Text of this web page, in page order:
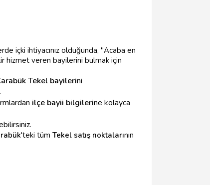
içki ihtiyacınız olduğunda, "Acaba en
hizmet veren bayilerini bulmak için
Tekel bayilerini
ilçe bayii bilgilerine kolayca
'teki tüm Tekel satış noktalarının